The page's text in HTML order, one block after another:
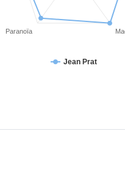
Jean Prat
Paranoïa